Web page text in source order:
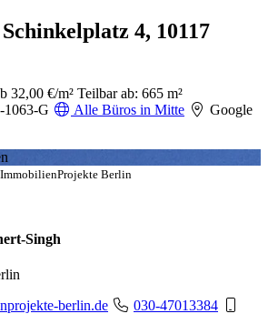
4, 10117
32,00 €/m² Teilbar ab: 665 m²
1063-G
Alle Büros in Mitte
Google
Berlin
Singh
berlin.de
030-47013384